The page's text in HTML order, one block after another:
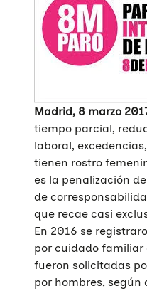
Madrid, 8 marzo
tiempo parcial,
laboral,
tienen rostro
es la penalización
de
que recae casi
En 2016 se
por cuidado familiar
fueron solicitadas
por hombres, según